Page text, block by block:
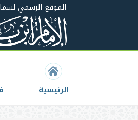
الموقع الرسمي
الرئيسية